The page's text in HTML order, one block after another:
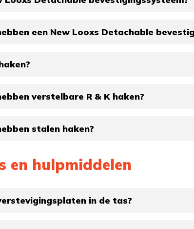
een New Looxs Detachable
verstelbare R & K haken?
stalen haken?
en hulpmiddelen
in de tas?